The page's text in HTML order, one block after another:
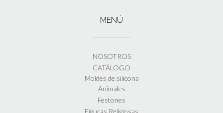
MENÚ
NOSOTROS
CATÁLOGO
Moldes de silicona
Animales
Festones